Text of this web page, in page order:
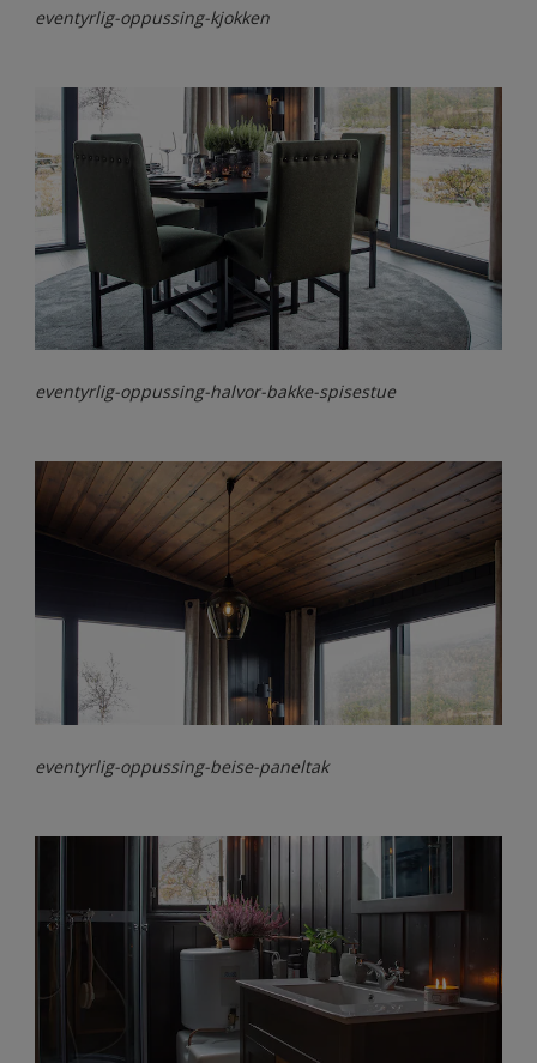
eventyrlig-oppussing-kjokken
eventyrlig-oppussing-halvor-bakke-spisestue
eventyrlig-oppussing-beise-paneltak